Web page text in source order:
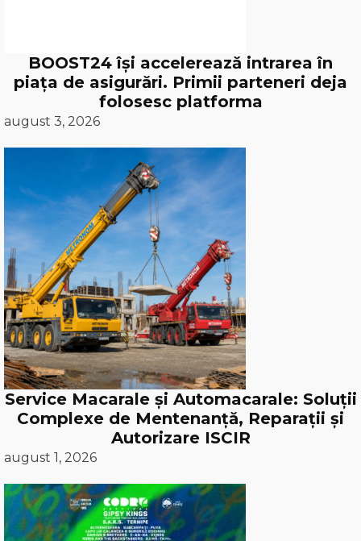
BOOST24 își accelerează intrarea în
piața de asigurări. Primii parteneri deja
folosesc platforma
august 3, 2026
Service Macarale și Automacarale: Soluții
Complexe de Mentenanță, Reparații și
Autorizare ISCIR
august 1, 2026